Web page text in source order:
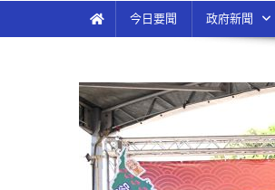
今日要聞 政府新聞